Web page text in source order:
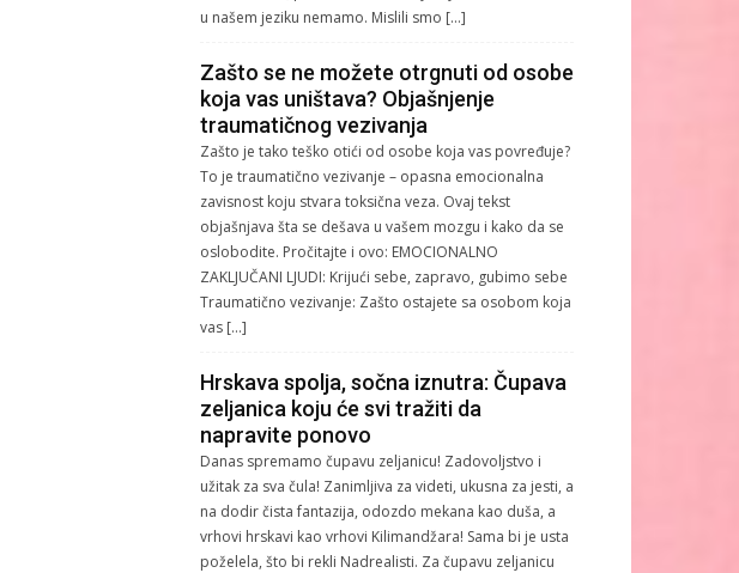
u našem jeziku nemamo. Mislili smo […]
Zašto se ne možete otrgnuti od osobe
koja vas uništava? Objašnjenje
traumatičnog vezivanja
Zašto je tako teško otići od osobe koja vas povređuje?
To je traumatično vezivanje – opasna emocionalna
zavisnost koju stvara toksična veza. Ovaj tekst
objašnjava šta se dešava u vašem mozgu i kako da se
oslobodite. Pročitajte i ovo: EMOCIONALNO
ZAKLJUČANI LJUDI: Krijući sebe, zapravo, gubimo sebe
Traumatično vezivanje: Zašto ostajete sa osobom koja
vas […]
Hrskava spolja, sočna iznutra: Čupava
zeljanica koju će svi tražiti da
napravite ponovo
Danas spremamo čupavu zeljanicu! Zadovoljstvo i
užitak za sva čula! Zanimljiva za videti, ukusna za jesti, a
na dodir čista fantazija, odozdo mekana kao duša, a
vrhovi hrskavi kao vrhovi Kilimandžara! Sama bi je usta
poželela, što bi rekli Nadrealisti. Za čupavu zeljanicu